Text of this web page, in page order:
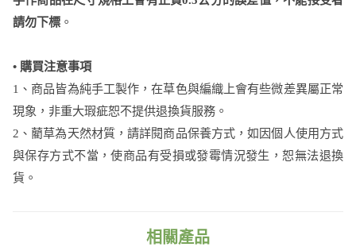
請勿下標 。
• 購買注意事項
1、商品皆為純手工製作，在草色與編織上會有些微差異屬正常
現象，非重大瑕疵恕不提供退換貨服務。
2、藺草為天然材質，請詳閱商品保養方式，如因個人使用方式
與保存方式不當，使商品有受損或發霉情況發生，恕無法退換
貨。
相關產品